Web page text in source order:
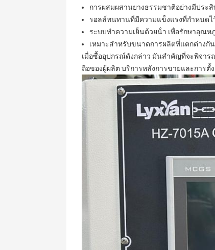
การผสมผสานยางธรรมชาติอย่างมีประ
รอลล์ทนทานที่มีความแข็งแรงที่กําหนด
ระบบทําความเย็นด้วยน้ํา เพื่อรักษาอุณ
เหมาะสําหรับขนาดการผลิตที่แตกต่างกัน
เมื่อซื้ออุปกรณ์ดังกล่าว มันสําคัญที่จะพิจาร
ถือของผู้ผลิต บริการหลังการขายและการตั้